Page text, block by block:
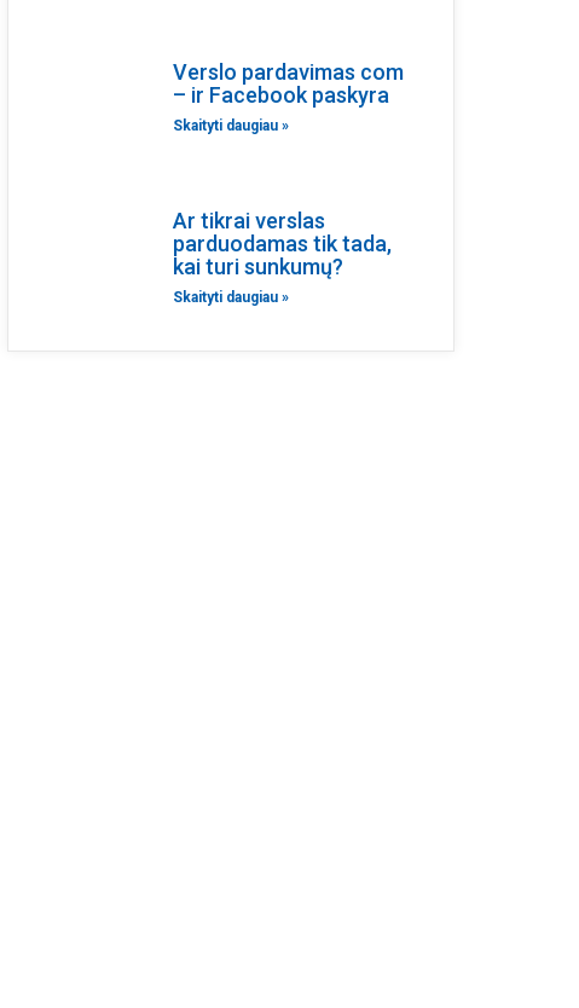
Verslo pardavimas com
– ir Facebook paskyra
Skaityti daugiau »
Ar tikrai verslas
parduodamas tik tada,
kai turi sunkumų?
Skaityti daugiau »